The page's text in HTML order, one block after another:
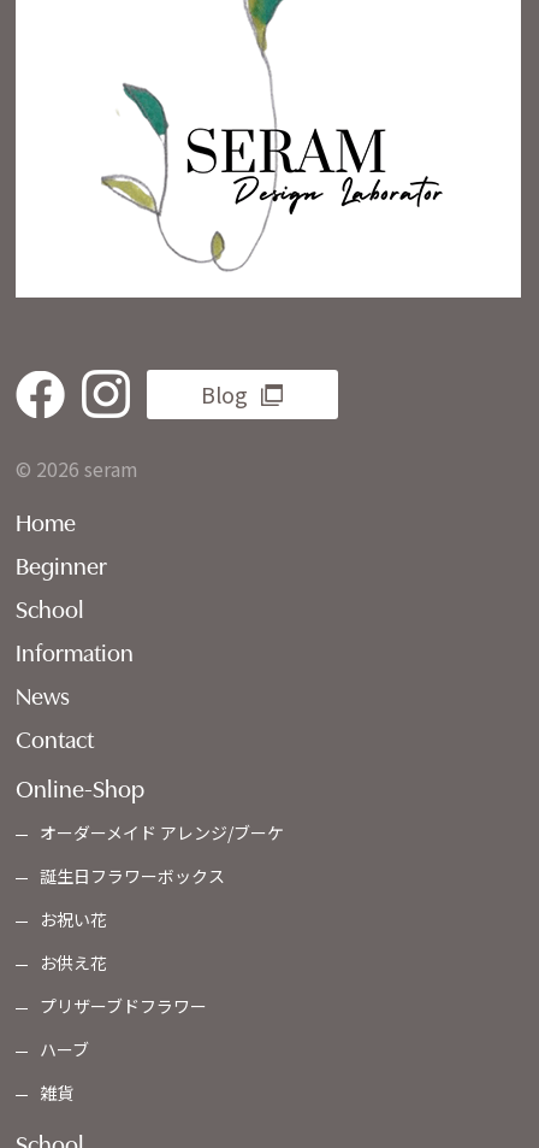
Blog
© 2026 seram
Home
Beginner
School
Information
News
Contact
Online-Shop
オーダーメイド アレンジ/ブーケ
誕生日フラワーボックス
お祝い花
お供え花
プリザーブドフラワー
ハーブ
雑貨